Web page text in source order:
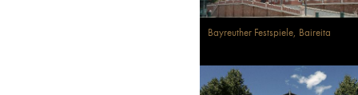
Bayreuther Festspiele, Baireita